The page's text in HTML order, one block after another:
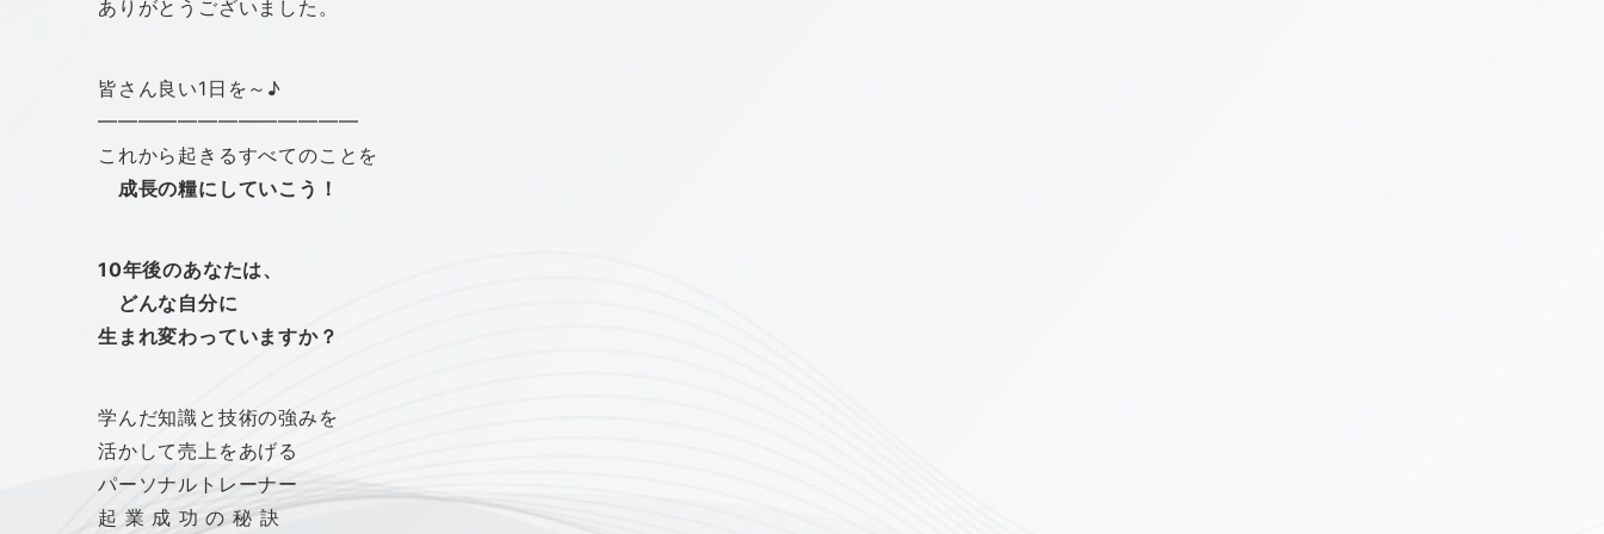
ありがとうございました。
皆さん良い1日を～♪
━━━━━━━━━━━━━
これから起きるすべてのことを
成長の糧にしていこう！
10年後のあなたは、
どんな自分に
生まれ変わっていますか？
学んだ知識と技術の強みを
活かして売上をあげる
パーソナルトレーナー
起 業 成 功 の 秘 訣